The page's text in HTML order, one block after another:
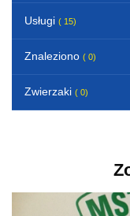
Usługi ( 15)
Znaleziono ( 0)
Zwierzaki ( 0)